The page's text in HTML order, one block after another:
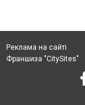
Реклама на сайті
Франшиза "CitySites"